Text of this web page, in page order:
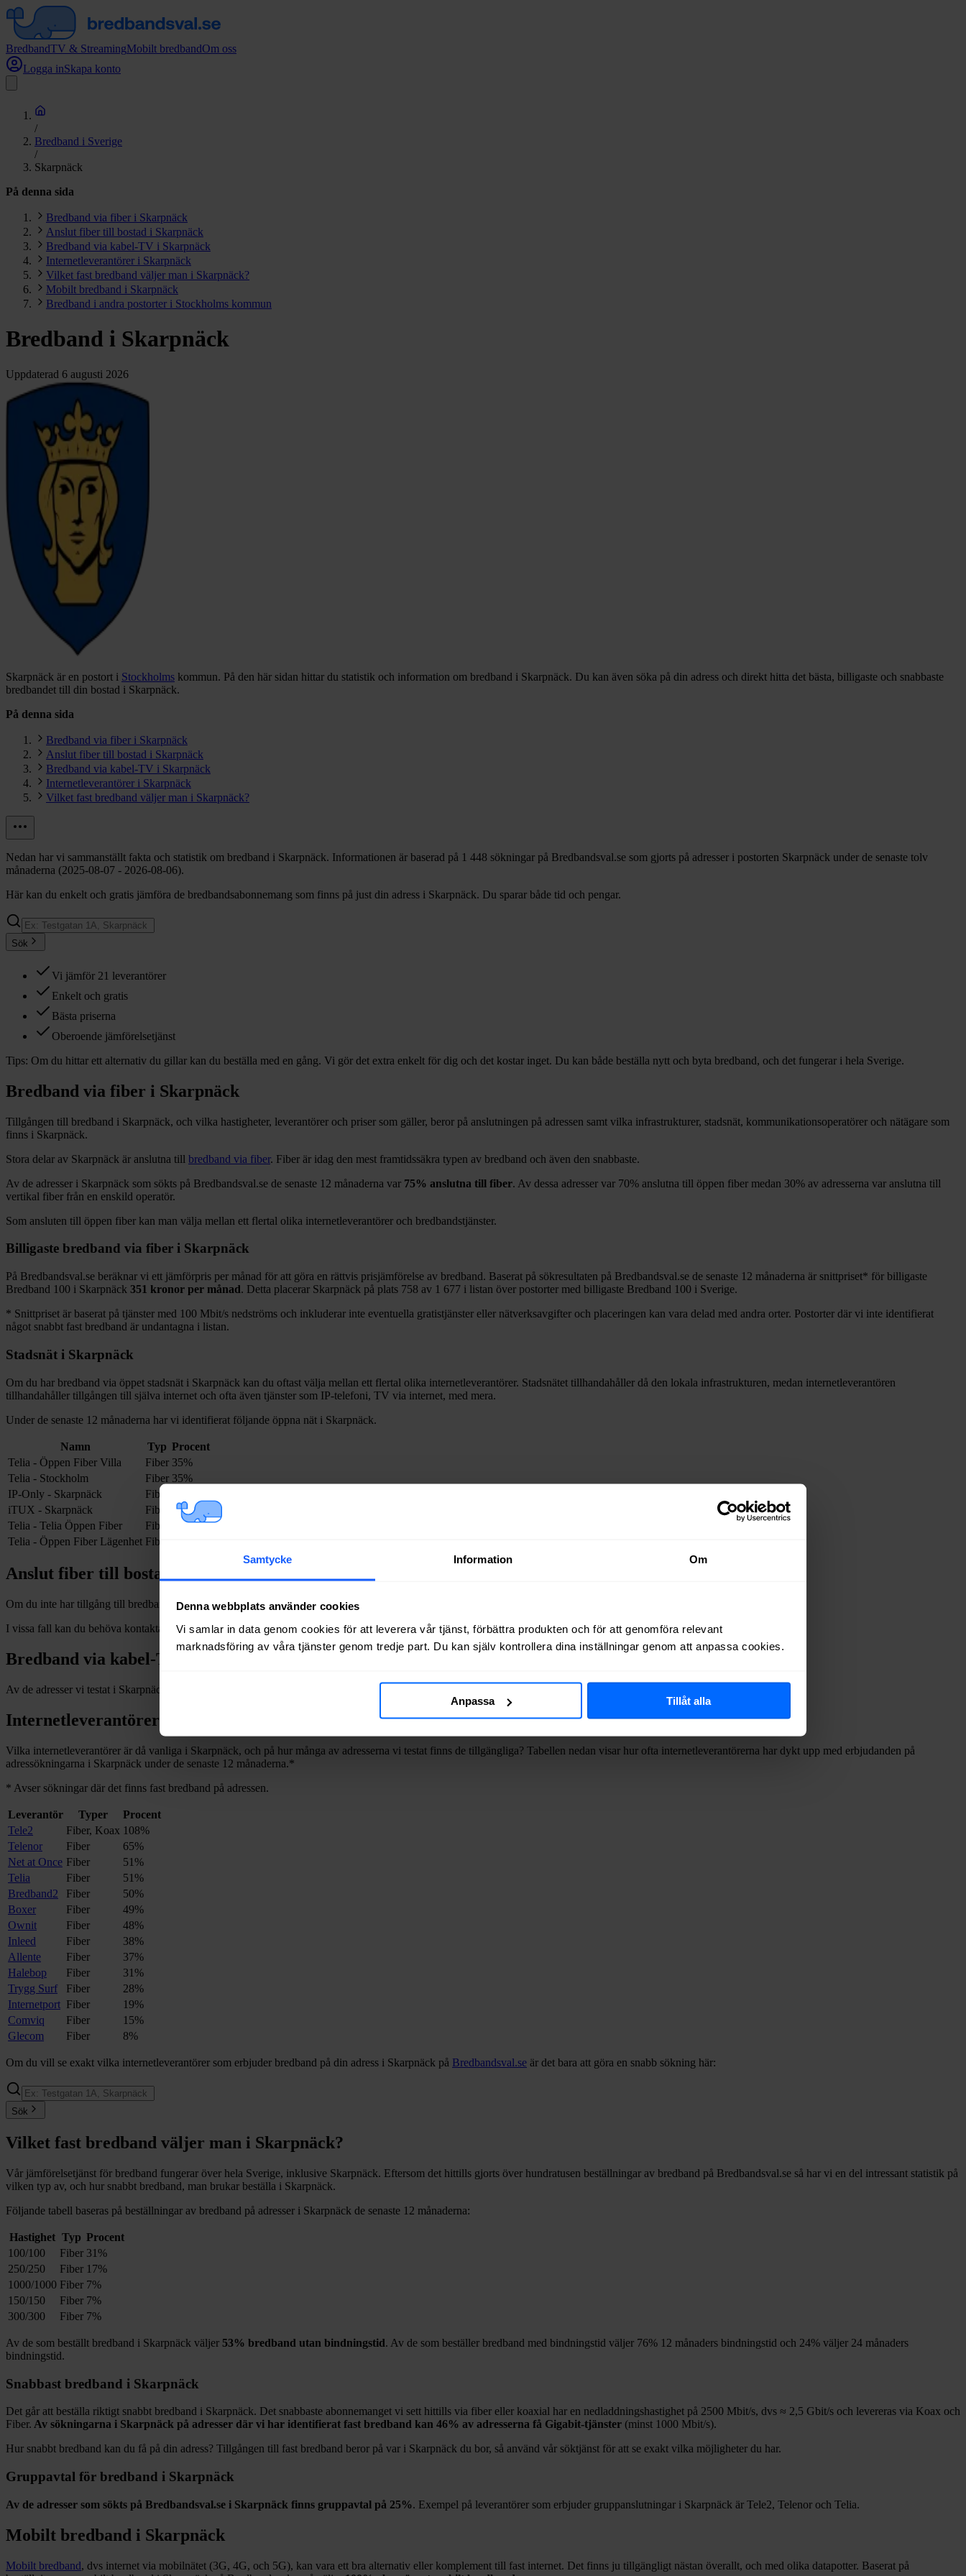
Samtycke Information Om
Denna webbplats använder cookies
Vi samlar in data genom cookies för att leverera vår tjänst, förbättra produkten och för att genomföra relevant
marknadsföring av våra tjänster genom tredje part. Du kan själv kontrollera dina inställningar genom att anpassa cookies.
Anpassa Tillåt alla
BredbandTV & StreamingMobilt bredbandOm oss
Logga inSkapa konto
/
Bredband i Sverige
/
Skarpnäck
På denna sida
Bredband via fiber i Skarpnäck
Anslut fiber till bostad i Skarpnäck
Bredband via kabel-TV i Skarpnäck
Internetleverantörer i Skarpnäck
Vilket fast bredband väljer man i Skarpnäck?
Mobilt bredband i Skarpnäck
Bredband i andra postorter i Stockholms kommun
Bredband i Skarpnäck
Uppdaterad 6 augusti 2026
Skarpnäck är en postort i Stockholms kommun. På den här sidan hittar du statistik och information om bredband i Skarpnäck. Du kan även söka på din adress och direkt hitta det bästa, billigaste och snabbaste
bredbandet till din bostad i Skarpnäck.
På denna sida
Bredband via fiber i Skarpnäck
Anslut fiber till bostad i Skarpnäck
Bredband via kabel-TV i Skarpnäck
Internetleverantörer i Skarpnäck
Vilket fast bredband väljer man i Skarpnäck?
Nedan har vi sammanställt fakta och statistik om bredband i Skarpnäck. Informationen är baserad på 1 448 sökningar på Bredbandsval.se som gjorts på adresser i postorten Skarpnäck under de senaste tolv
månaderna (2025-08-07 - 2026-08-06).
Här kan du enkelt och gratis jämföra de bredbandsabonnemang som finns på just din adress i Skarpnäck. Du sparar både tid och pengar.
Sök
Vi jämför 21 leverantörer
Enkelt och gratis
Bästa priserna
Oberoende jämförelsetjänst
Tips: Om du hittar ett alternativ du gillar kan du beställa med en gång. Vi gör det extra enkelt för dig och det kostar inget. Du kan både beställa nytt och byta bredband, och det fungerar i hela Sverige.
Bredband via fiber i Skarpnäck
Tillgången till bredband i Skarpnäck, och vilka hastigheter, leverantörer och priser som gäller, beror på anslutningen på adressen samt vilka infrastrukturer, stadsnät, kommunikationsoperatörer och nätägare som
finns i Skarpnäck.
Stora delar av Skarpnäck är anslutna till bredband via fiber. Fiber är idag den mest framtidssäkra typen av bredband och även den snabbaste.
Av de adresser i Skarpnäck som sökts på Bredbandsval.se de senaste 12 månaderna var 75% anslutna till fiber. Av dessa adresser var 70% anslutna till öppen fiber medan 30% av adresserna var anslutna till
vertikal fiber från en enskild operatör.
Som ansluten till öppen fiber kan man välja mellan ett flertal olika internetleverantörer och bredbandstjänster.
Billigaste bredband via fiber i Skarpnäck
På Bredbandsval.se beräknar vi ett jämförpris per månad för att göra en rättvis prisjämförelse av bredband. Baserat på sökresultaten på Bredbandsval.se de senaste 12 månaderna är snittpriset* för billigaste
Bredband 100 i Skarpnäck 351 kronor per månad. Detta placerar Skarpnäck på plats 758 av 1 677 i listan över postorter med billigaste Bredband 100 i Sverige.
* Snittpriset är baserat på tjänster med 100 Mbit/s nedströms och inkluderar inte eventuella gratistjänster eller nätverksavgifter och placeringen kan vara delad med andra orter. Postorter där vi inte identifierat
något snabbt fast bredband är undantagna i listan.
Stadsnät i Skarpnäck
Om du har bredband via öppet stadsnät i Skarpnäck kan du oftast välja mellan ett flertal olika internetleverantörer. Stadsnätet tillhandahåller då den lokala infrastrukturen, medan internetleverantören
tillhandahåller tillgången till själva internet och ofta även tjänster som IP-telefoni, TV via internet, med mera.
Under de senaste 12 månaderna har vi identifierat följande öppna nät i Skarpnäck.
Namn Typ Procent
Telia - Öppen Fiber Villa
Fiber 35%
Telia - Stockholm
Fiber 35%
IP-Only - Skarpnäck
Fiber
iTUX - Skarpnäck
Fiber
1%
Telia - Telia Öppen Fiber
Fiber
1%
Telia - Öppen Fiber Lägenhet Fiber
Anslut fiber till bostad iSkarpnäck
Om du inte har tillgång till bredband via fiber och vill dra in och installera fiber till en bostad eller lokal i
I vissa fall kan du behöva kontakta en nätägare direkt. Se listan över nätägare iStockholms kommun.
Bredband via kabel-TV i
Av de adresser vi testat i Skarpnäck
Internetleverantörer i
Vilka internetleverantörer är då vanliga i Skarpnäck, och på hur många av adresserna vi testat finns de tillgängliga? Tabellen nedan visar hur ofta internetleverantörerna har dykt upp med erbjudanden på
adressökningarna i Skarpnäck under de senaste 12 månaderna.*
* Avser sökningar där det finns fast bredband på adressen.
Leverantör Typer
Procent
Tele2
Fiber, Koax 108%
Telenor
Fiber
65%
Net at Once Fiber
51%
Telia
Fiber
51%
Bredband2
Fiber
50%
Boxer
Fiber
49%
Ownit
Fiber
48%
Inleed
Fiber
38%
Allente
Fiber
37%
Halebop
Fiber
31%
Trygg Surf
Fiber
28%
Internetport Fiber
19%
Comviq
Fiber
15%
Glecom
Fiber 8%
Om du vill se exakt vilka internetleverantörer som erbjuder bredband på din adress i Skarpnäck på Bredbandsval.se är det bara att göra en snabb sökning här:
Sök
Vilket fast bredband väljer man i Skarpnäck?
Vår jämförelsetjänst för bredband fungerar över hela Sverige, inklusive Skarpnäck. Eftersom det hittills gjorts över hundratusen beställningar av bredband på Bredbandsval.se så har vi en del intressant statistik på
vilken typ av, och hur snabbt bredband, man brukar beställa i Skarpnäck.
Följande tabell baseras på beställningar av bredband på adresser i Skarpnäck de senaste 12 månaderna:
Hastighet Typ Procent
100/100
Fiber 31%
250/250
Fiber 17%
1000/1000 Fiber 7%
150/150
Fiber 7%
300/300
Fiber 7%
Av de som beställt bredband i Skarpnäck väljer 53% bredband utan bindningstid. Av de som beställer bredband med bindningstid väljer 76% 12 månaders bindningstid och 24% väljer 24 månaders
bindningstid.
Snabbast bredband i Skarpnäck
Det går att beställa riktigt snabbt bredband i Skarpnäck. Det snabbaste abonnemanget vi sett hittills via fiber eller koaxial har en nedladdningshastighet på 2500 Mbit/s, dvs ≈ 2,5 Gbit/s och levereras via Koax och
Fiber. Av sökningarna i Skarpnäck på adresser där vi har identifierat fast bredband kan 46% av adresserna få Gigabit-tjänster (minst 1000 Mbit/s).
Hur snabbt bredband kan du få på din adress? Tillgången till fast bredband beror på var i Skarpnäck du bor, så använd vår söktjänst för att se exakt vilka möjligheter du har.
Gruppavtal för bredband i Skarpnäck
Av de adresser som sökts på Bredbandsval.se i Skarpnäck finns gruppavtal på 25%. Exempel på leverantörer som erbjuder gruppanslutningar i Skarpnäck är Tele2, Telenor och Telia.
Mobilt bredband i Skarpnäck
Mobilt bredband, dvs internet via mobilnätet (3G, 4G, och 5G), kan vara ett bra alternativ eller komplement till fast internet. Det finns ju tillgängligt nästan överallt, och med olika datapotter. Baserat på